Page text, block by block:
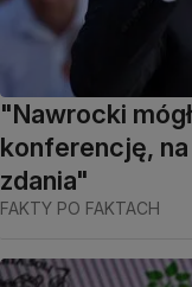
"Nawrocki
konferencję,
zdania"
FAKTY PO FAKTACH